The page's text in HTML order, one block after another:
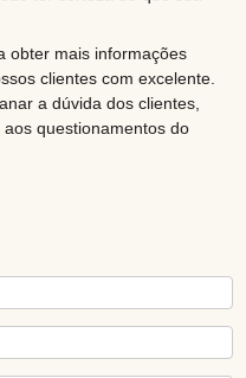
obter mais informações
clientes com excelente.
a dúvida dos clientes,
questionamentos do